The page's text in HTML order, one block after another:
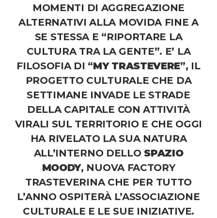
MOMENTI DI AGGREGAZIONE
ALTERNATIVI ALLA MOVIDA FINE A
SE STESSA E “RIPORTARE LA
CULTURA TRA LA GENTE”. E’ LA
FILOSOFIA DI “MY TRASTEVERE”, IL
PROGETTO CULTURALE CHE DA
SETTIMANE INVADE LE STRADE
DELLA CAPITALE CON ATTIVITÀ
VIRALI SUL TERRITORIO E CHE OGGI
HA RIVELATO LA SUA NATURA
ALL’INTERNO DELLO SPAZIO
MOODY, NUOVA FACTORY
TRASTEVERINA CHE PER TUTTO
L’ANNO OSPITERÀ L’ASSOCIAZIONE
CULTURALE E LE SUE INIZIATIVE.